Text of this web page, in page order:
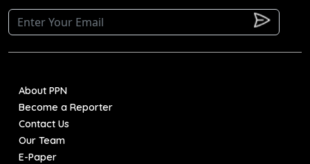
About PPN
Become a Reporter
Contact Us
Our Team
E-Paper